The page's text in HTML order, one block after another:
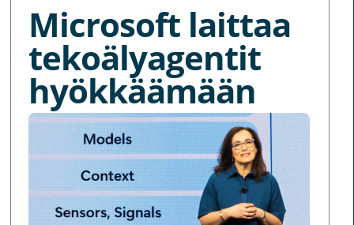
Microsoft laittaa
tekoälyagentit
hyökkäämään